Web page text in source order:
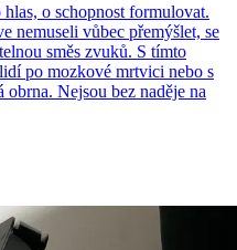
o schopnost formulovat.
nemuseli vůbec přemýšlet, se
směs zvuků. S tímto
po mozkové mrtvici nebo s
Nejsou bez naděje na